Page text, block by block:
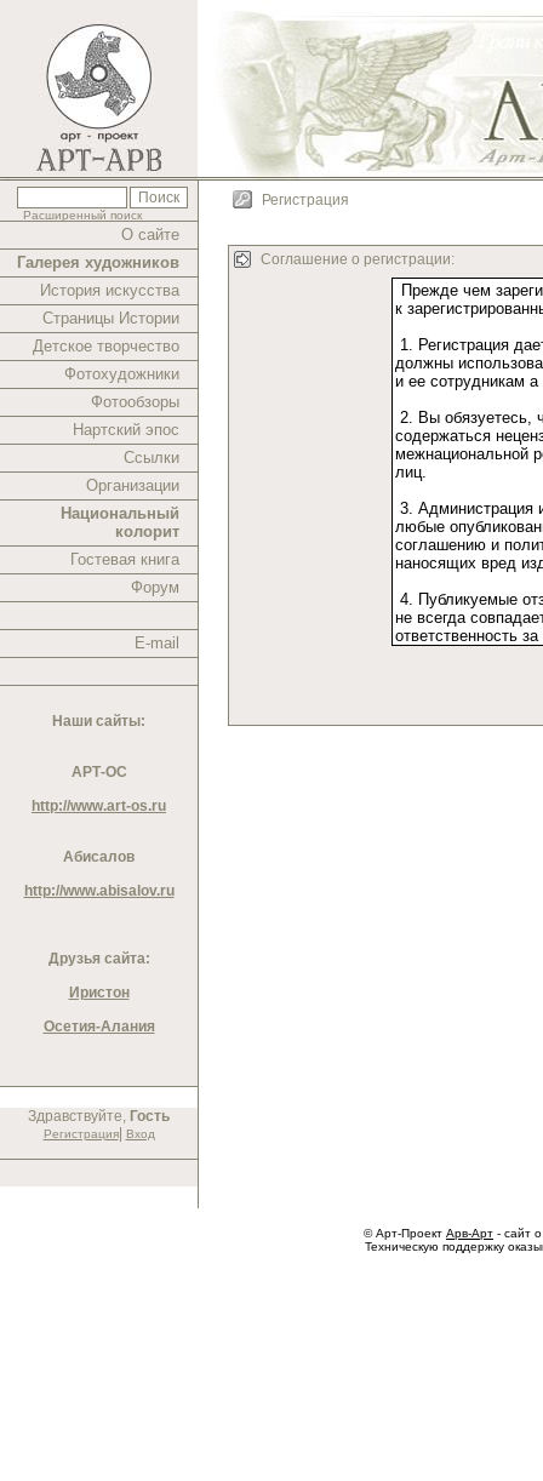
Расширенный поиск
О сайте
Галерея художников
История искусства
Страницы Истории
Детское творчество
Фотохудожники
Фотообзоры
Нартский эпос
Ссылки
Организации
Национальный
колорит
Гостевая книга
Форум
E-mail
Наши сайты:
АРТ-ОС
http://www.art-os.ru
Абисалов
http://www.abisalov.ru
Друзья сайта:
Иристон
Осетия-Алания
Здравствуйте, Гость
Регистрация| Вход
Регистрация
Соглашение о регистрации:
© Арт-Проект Арв-Арт - сайт
Техническую поддержку